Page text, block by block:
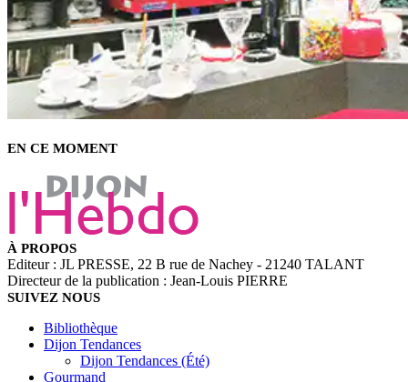
EN CE MOMENT
À PROPOS
Editeur : JL PRESSE, 22 B rue de Nachey - 21240 TALANT
Directeur de la publication : Jean-Louis PIERRE
SUIVEZ NOUS
Bibliothèque
Dijon Tendances
Dijon Tendances (Été)
Gourmand